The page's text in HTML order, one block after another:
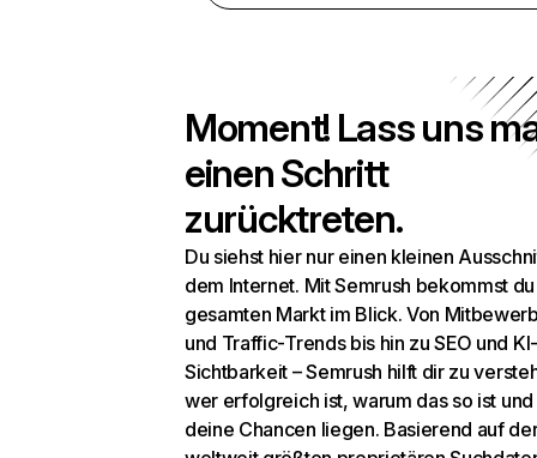
Moment! Lass uns
einen Schritt
zurücktreten.
Du siehst hier nur einen kleinen
dem Internet. Mit Semrush bekommst
gesamten Markt im Blick. Von
und Traffic-Trends bis hin zu SEO und KI-
Sichtbarkeit – Semrush hilft dir zu
wer erfolgreich ist, warum das so ist
deine Chancen liegen. Basierend auf